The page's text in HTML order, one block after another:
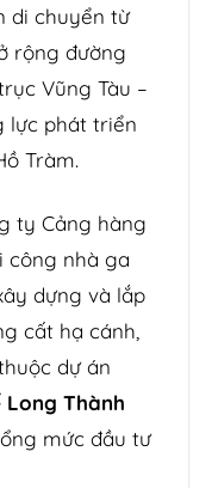
di chuyển từ
rộng đường
Vũng Tàu –
lực phát triển
Tràm.
ty Cảng hàng
công nhà ga
dựng và lắp
cất hạ cánh,
dự án
Thành
mức đầu tư